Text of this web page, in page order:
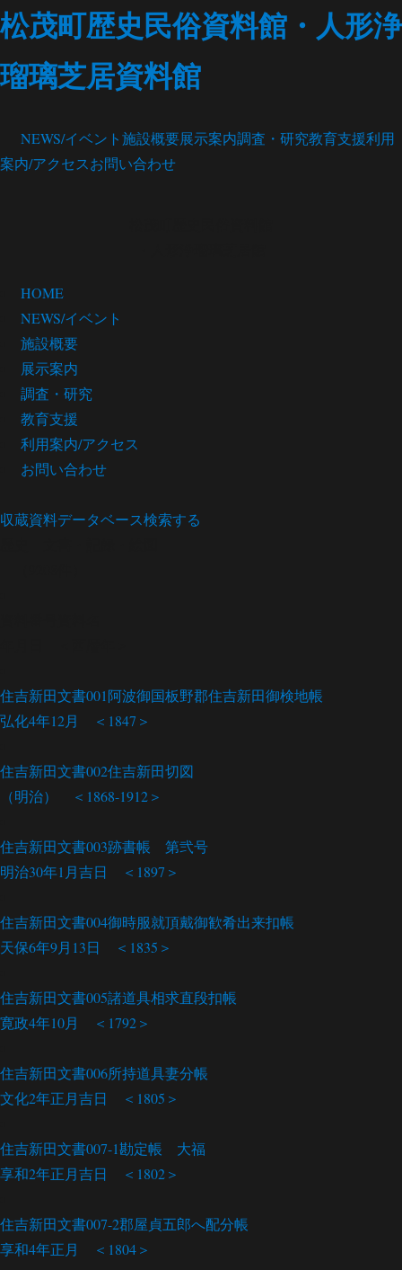
松茂町歴史民俗資料館・人形浄
瑠璃芝居資料館
NEWS/イベント施設概要展示案内調査・研究教育支援利用
案内/アクセスお問い合わせ
HOME
NEWS/イベント
施設概要
展示案内
調査・研究
教育支援
利用案内/アクセス
お問い合わせ
収蔵資料データベース検索する
住吉新田文書001阿波御国板野郡住吉新田御検地帳
弘化4年12月 ＜1847＞
住吉新田文書002住吉新田切図
（明治） ＜1868-1912＞
住吉新田文書003跡書帳 第弐号
明治30年1月吉日 ＜1897＞
住吉新田文書004御時服就頂戴御歓肴出来扣帳
天保6年9月13日 ＜1835＞
住吉新田文書005諸道具相求直段扣帳
寛政4年10月 ＜1792＞
住吉新田文書006所持道具妻分帳
文化2年正月吉日 ＜1805＞
住吉新田文書007-1勘定帳 大福
享和2年正月吉日 ＜1802＞
住吉新田文書007-2郡屋貞五郎へ配分帳
享和4年正月 ＜1804＞